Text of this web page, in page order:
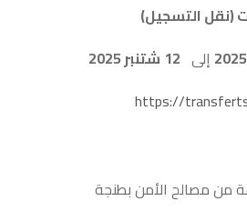
(نقل التسجيل)
إلى 12 شتنبر 2025
https://
مصالح الأمن بطنجة